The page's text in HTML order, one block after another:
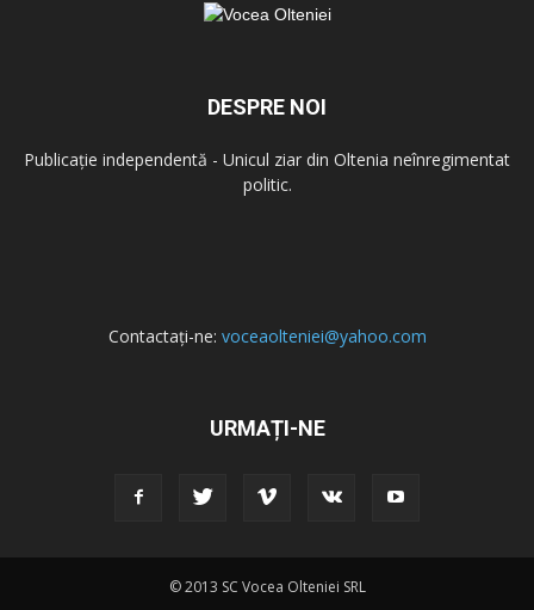
DESPRE NOI
Publicație independentă - Unicul ziar din Oltenia neînregimentat
politic.
Contactați-ne: voceaolteniei@yahoo.com
URMAȚI-NE
© 2013 SC Vocea Olteniei SRL